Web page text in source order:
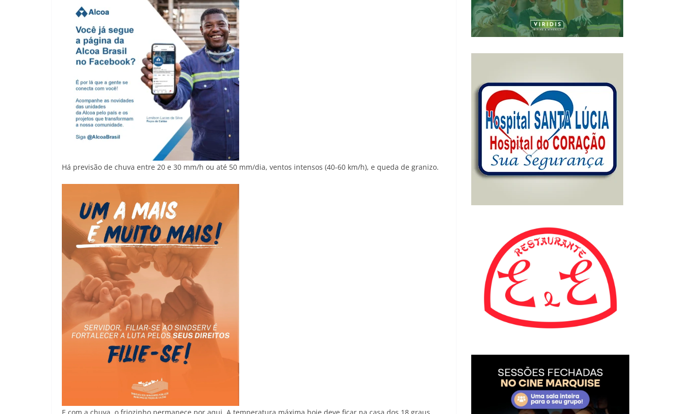
Há previsão de chuva entre 20 e 30 mm/h ou até 50 mm/dia, ventos intensos (40-60 km/h), e queda de granizo.
E com a chuva, o friozinho permanece por aqui. A temperatura máxima hoje deve ficar na casa dos 18 graus,